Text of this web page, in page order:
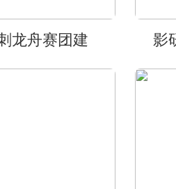
龙舟赛团建 影